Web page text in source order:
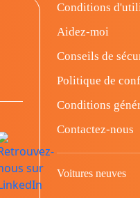
Conditions
Aidez-moi
Conseils de
Politique de
Conditions
Contactez-nous
Voitures neuves